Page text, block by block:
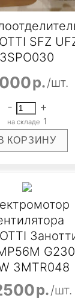
SFZ
3SPO030
р./шт.
-
+
1
3MTR048
р./шт.